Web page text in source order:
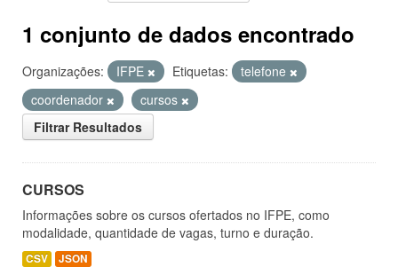
1 conjunto de dados encontrado
Organizações: IFPE Etiquetas:
telefone
coordenador
cursos
Filtrar Resultados
CURSOS
Informações sobre os cursos ofertados no IFPE, como
modalidade, quantidade de vagas, turno e duração.
CSV JSON